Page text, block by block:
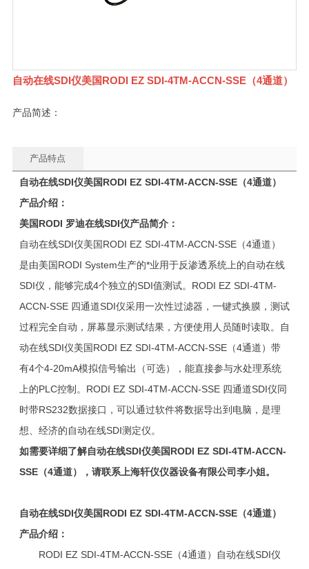
自动在线SDI仪美国RODI EZ SDI-4TM-ACCN-SSE（4通道）
产品简述：
产品特点
自动在线SDI仪美国RODI EZ SDI-4TM-ACCN-SSE（4通道）
产品介绍：
美国RODI 罗迪在线SDI仪产品简介：
自动在线SDI仪美国RODI EZ SDI-4TM-ACCN-SSE（4通道）
是由美国RODI System生产的*业用于反渗透系统上的自动在线
SDI仪，能够完成4个独立的SDI值测试。RODI EZ SDI-4TM-
ACCN-SSE 四通道SDI仪采用一次性过滤器，一键式换膜，测试
过程完全自动，屏幕显示测试结果，方便使用人员随时读取。自
动在线SDI仪美国RODI EZ SDI-4TM-ACCN-SSE（4通道）带
有4个4-20mA模拟信号输出（可选），能直接参与水处理系统
上的PLC控制。RODI EZ SDI-4TM-ACCN-SSE 四通道SDI仪同
时带RS232数据接口，可以通过软件将数据导出到电脑，是理
想、经济的自动在线SDI测定仪。
如需要详细了解自动在线SDI仪美国RODI EZ SDI-4TM-ACCN-
SSE（4通道），请联系上海轩仪仪器设备有限公司李小姐。
自动在线SDI仪美国RODI EZ SDI-4TM-ACCN-SSE（4通道）
产品介绍：
RODI EZ SDI-4TM-ACCN-SSE（4通道）自动在线SDI仪